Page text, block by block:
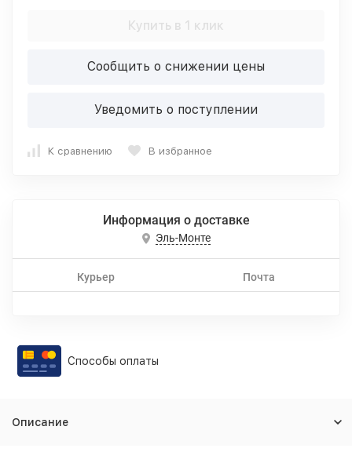
Купить в 1 клик
Сообщить о снижении цены
Уведомить о поступлении
К сравнению В избранное
Информация о доставке
Эль-Монте
Курьер Почта
Способы оплаты
Описание